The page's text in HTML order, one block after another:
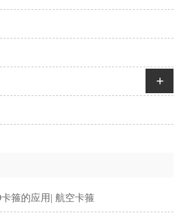
+
卡箍的应用| 航空卡箍